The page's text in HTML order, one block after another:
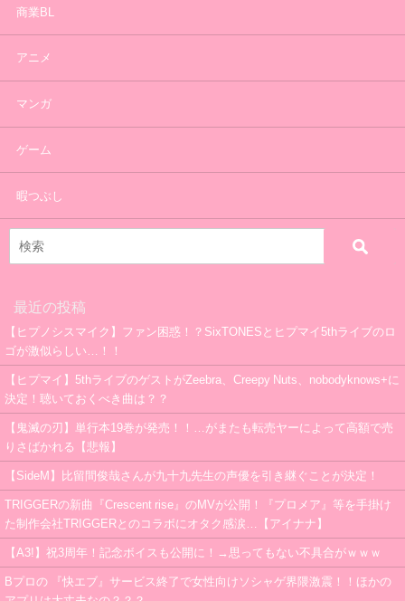
商業BL
アニメ
マンガ
ゲーム
暇つぶし
最近の投稿
【ヒプノシスマイク】ファン困惑！？SixTONESとヒプマイ5thライブのロ
ゴが激似らしい…！！
【ヒプマイ】5thライブのゲストがZeebra、Creepy Nuts、nobodyknows+に
決定！聴いておくべき曲は？？
【鬼滅の刃】単行本19巻が発売！！…がまたも転売ヤーによって高額で売
りさばかれる【悲報】
【SideM】比留間俊哉さんが九十九先生の声優を引き継ぐことが決定！
TRIGGERの新曲『Crescent rise』のMVが公開！『プロメア』等を手掛け
た制作会社TRIGGERとのコラボにオタク感涙…【アイナナ】
【A3!】祝3周年！記念ボイスも公開に！→思ってもない不具合がｗｗｗ
Bプロの 『快エブ』サービス終了で女性向けソシャゲ界隈激震！！ほかの